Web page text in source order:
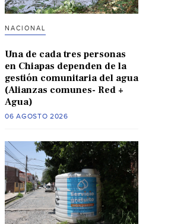
NACIONAL
Una de cada tres personas
en Chiapas dependen de la
gestión comunitaria del agua
(Alianzas comunes- Red +
Agua)
06 AGOSTO 2026